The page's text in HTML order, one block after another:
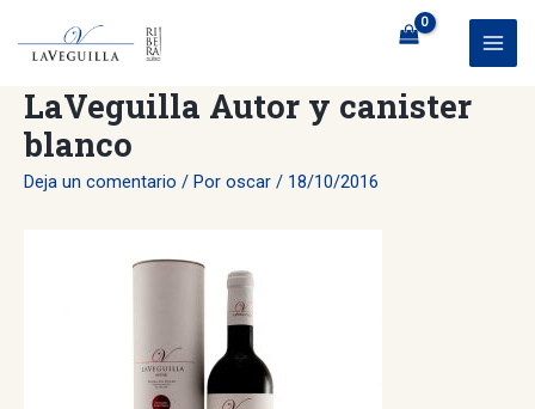
contenido
LaVeguilla Autor y canister
blanco
Deja un comentario / Por oscar / 18/10/2016